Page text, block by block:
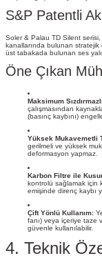
S&P Patentli
Soler & Palau TD Silent serisi,
kanallarında bulunan stratejik
üst tabakada bulunan ses
Öne Çıkan
Maksimum
çalışmasından
(basınç kaybını)
Yüksek Mukavemetli
gerilmeli ve yüksek
deformasyon yapmaz.
Karbon Filtre ile
kontrolü sağlamak için
emişinde direnç kaybı
Çift Yönlü Kullanım:
fanı) veya içeriye taze
güvenle kullanılabilir.
4. Teknik